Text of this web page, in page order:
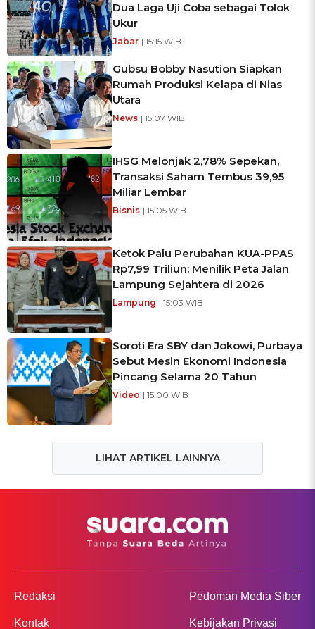
Dua Laga Uji Coba sebagai Tolok
Ukur
Jabar | 15:15 WIB
Gubsu Bobby Nasution Siapkan
Rumah Produksi Kelapa di Nias
Utara
News | 15:07 WIB
IHSG Melonjak 2,78% Sepekan,
Transaksi Saham Tembus 39,95
Miliar Lembar
Bisnis | 15:05 WIB
Ketok Palu Perubahan KUA-PPAS
Rp7,99 Triliun: Menilik Peta Jalan
Lampung Sejahtera di 2026
Lampung | 15:03 WIB
Soroti Era SBY dan Jokowi, Purbaya
Sebut Mesin Ekonomi Indonesia
Pincang Selama 20 Tahun
Video | 15:00 WIB
LIHAT ARTIKEL LAINNYA
Redaksi
Kontak
Pedoman Media Siber
Kebijakan Privasi